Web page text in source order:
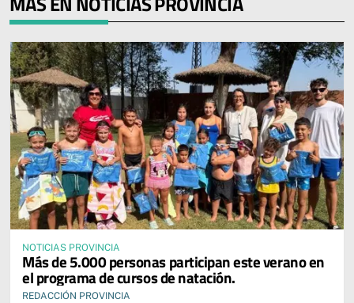
NOTICIAS PROVINCIA
Más de 5.000 personas participan este verano en
el programa de cursos de natación.
REDACCIÓN PROVINCIA